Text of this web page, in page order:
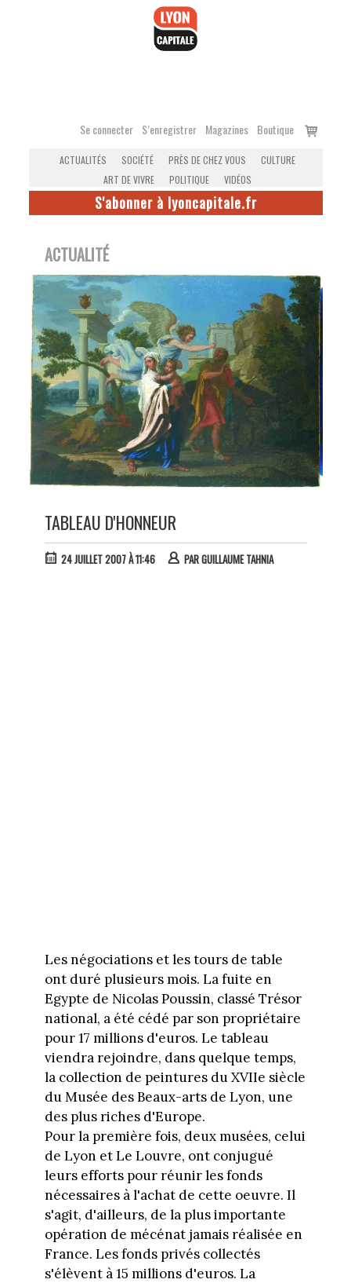
Se connecter S’enregistrer Magazines Boutique
Voir
ACTUALITÉS SOCIÉTÉ PRÈS DE CHEZ VOUS
CULTURE
ART DE VIVRE
POLITIQUE VIDÉOS
S'abonner à lyoncapitale.fr
ACTUALITÉ
TABLEAU D'HONNEUR
24 JUILLET 2007 À 11:46 PARGUILLAUME TAHNIA
Les négociations et les tours de table
ont duré plusieurs mois. La fuite en
Egypte de Nicolas Poussin, classé Trésor
national, a été cédé par son propriétaire
pour 17 millions d'euros. Le tableau
viendra rejoindre, dans quelque temps,
la collection de peintures du XVIIe siècle
du Musée des Beaux-arts de Lyon, une
des plus riches d'Europe.
Pour la première fois, deux musées, celui
de Lyon et Le Louvre, ont conjugué
leurs efforts pour réunir les fonds
nécessaires à l'achat de cette oeuvre. Il
s'agit, d'ailleurs, de la plus importante
opération de mécénat jamais réalisée en
France. Les fonds privés collectés
s'élèvent à 15 millions d'euros. La